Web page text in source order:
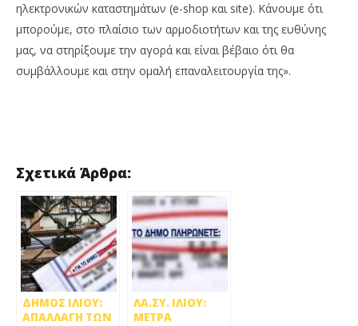
ηλεκτρονικών καταστημάτων (e-shop και site). Κάνουμε ότι
μπορούμε, στο πλαίσιο των αρμοδιοτήτων και της ευθύνης
μας, να στηρίξουμε την αγορά και είναι βέβαιο ότι θα
συμβάλλουμε και στην ομαλή επαναλειτουργία της».
Σχετικά Άρθρα:
ΔΗΜΟΣ ΙΛΙΟΥ:
ΑΠΑΛΛΑΓΗ ΤΩΝ
ΛΑ.ΣΥ. ΙΛΙΟΥ:
ΜΕΤΡΑ